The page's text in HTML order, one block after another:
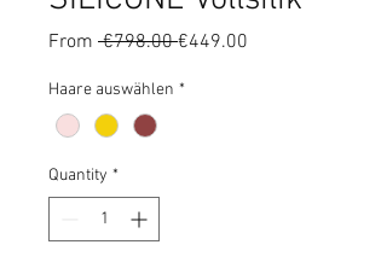
From €798.00 Regular
€449.00
Haare auswählen *
Quantity *